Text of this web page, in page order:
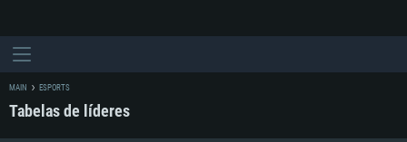
MAIN ESPORTS
Tabelas de líderes